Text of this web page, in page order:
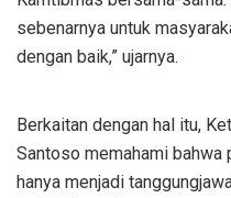
sebenarnya untuk
dengan baik,” ujarnya.
Berkaitan dengan hal itu,
Santoso memahami bahwa
hanya menjadi